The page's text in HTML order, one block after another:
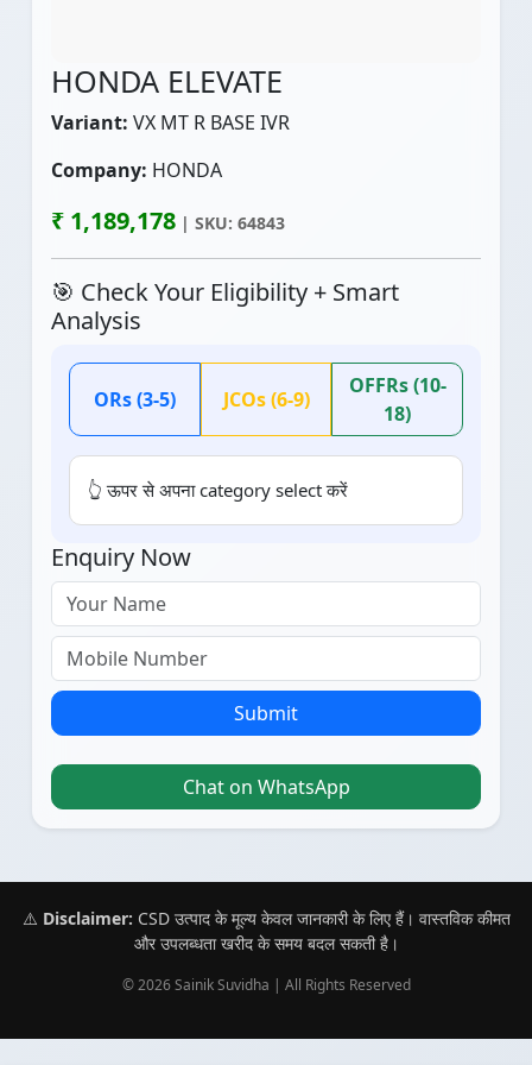
HONDA ELEVATE
Variant: VX MT R BASE IVR
Company: HONDA
₹ 1,189,178 | SKU: 64843
🎯 Check Your Eligibility + Smart
Analysis
ORs (3-5) JCOs (6-9)
OFFRs (10-
18)
👆 ऊपर से अपना category select करें
Enquiry Now
Submit
Chat on WhatsApp
⚠️ Disclaimer: CSD उत्पाद के मूल्य केवल जानकारी के लिए हैं। वास्तविक कीमत
और उपलब्धता खरीद के समय बदल सकती है।
© 2026 Sainik Suvidha | All Rights Reserved